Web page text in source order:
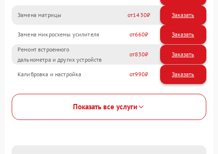
Замена матрицы 1430
Замена микросхемы усилителя 660
Ремонт встроенного
дальнометра и других устройств
830
Калибровка и настройка 990
Показать все услуги